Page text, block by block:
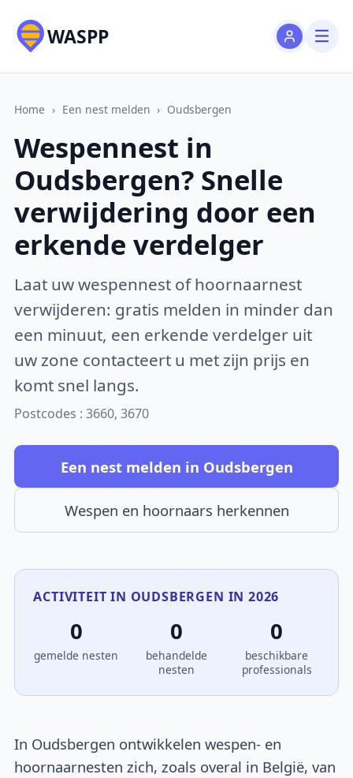
WASPP
Home › Een nest melden › Oudsbergen
Wespennest in
Oudsbergen? Snelle
verwijdering door een
erkende verdelger
Laat uw wespennest of hoornaarnest
verwijderen: gratis melden in minder dan
een minuut, een erkende verdelger uit
uw zone contacteert u met zijn prijs en
komt snel langs.
Postcodes : 3660, 3670
Een nest melden in Oudsbergen
Wespen en hoornaars herkennen
ACTIVITEIT IN OUDSBERGEN IN 2026
0
gemelde nesten
0
behandelde
nesten
0
beschikbare
professionals
In Oudsbergen ontwikkelen wespen- en
hoornaarnesten zich, zoals overal in België, van